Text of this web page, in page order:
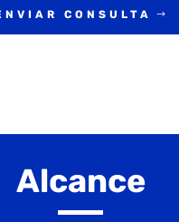
CONSULTA
Alcance